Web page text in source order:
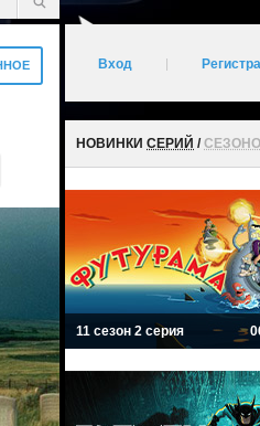
Вход
НОВИНКИ СЕРИЙ /
11 сезон 2 серия